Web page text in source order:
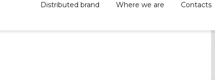
Distributed brand Where we are Contacts
automation, POS & retail,